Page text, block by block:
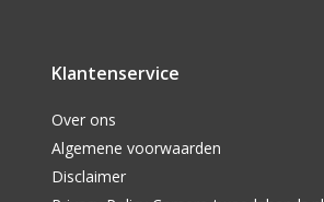
Klantenservice
Over ons
Algemene voorwaarden
Disclaimer